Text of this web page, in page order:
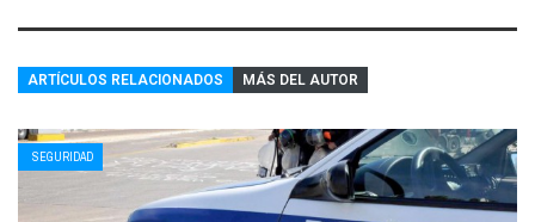
ARTÍCULOS RELACIONADOS MÁS DEL AUTOR
SEGURIDAD